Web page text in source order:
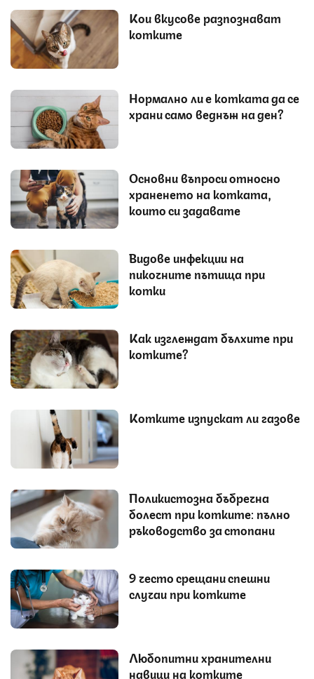
Кои вкусове разпознават
котките
Нормално ли е котката да се
храни само веднъж на ден?
Основни въпроси относно
храненето на котката,
които си задавате
Видове инфекции на
пикочните пътища при
котки
Как изглеждат бълхите при
котките?
Котките изпускат ли газове
Поликистозна бъбречна
болест при котките: пълно
ръководство за стопани
9 често срещани спешни
случаи при котките
Любопитни хранителни
навици на котките